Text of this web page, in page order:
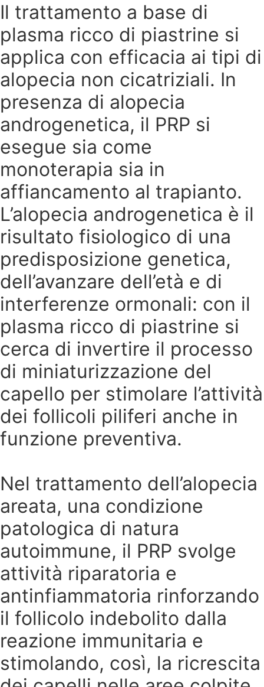
Il trattamento a base di
plasma ricco di piastrine si
applica con efficacia ai tipi di
alopecia non cicatriziali. In
presenza di alopecia
androgenetica, il PRP si
esegue sia come
monoterapia sia in
affiancamento al trapianto.
L’alopecia androgenetica è il
risultato fisiologico di una
predisposizione genetica,
dell’avanzare dell’età e di
interferenze ormonali: con il
plasma ricco di piastrine si
cerca di invertire il processo
di miniaturizzazione del
capello per stimolare l’attività
dei follicoli piliferi anche in
funzione preventiva.
Nel trattamento dell’alopecia
areata, una condizione
patologica di natura
autoimmune, il PRP svolge
attività riparatoria e
antinfiammatoria rinforzando
il follicolo indebolito dalla
reazione immunitaria e
stimolando, così, la ricrescita